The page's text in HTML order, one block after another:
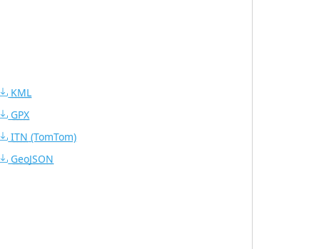
KML
GPX
ITN (TomTom)
GeoJSON